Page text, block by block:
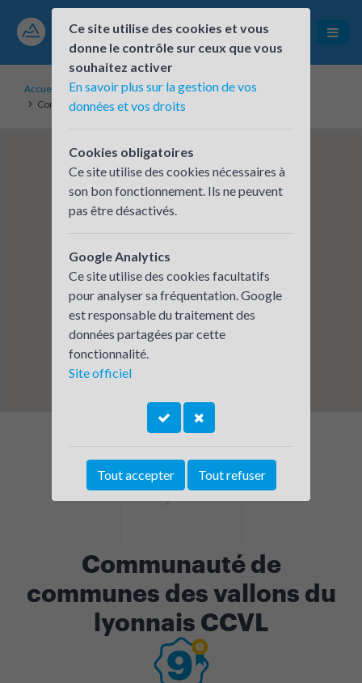
Accueil
Établissements inscrits
Communauté de communes des vallons du lyonnais CCVL
Communauté de
communes des vallons du
lyonnais CCVL
Ce site utilise des cookies et vous
donne le contrôle sur ceux que vous
souhaitez activer
En savoir plus sur la gestion de vos
données et vos droits
Cookies obligatoires
Ce site utilise des cookies nécessaires à
son bon fonctionnement. Ils ne peuvent
pas être désactivés.
Google Analytics
Ce site utilise des cookies facultatifs
pour analyser sa fréquentation. Google
est responsable du traitement des
données partagées par cette
fonctionnalité.
Site officiel
Tout accepter Tout refuser